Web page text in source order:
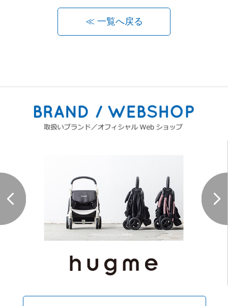
× 閉じる
≪ 一覧へ戻る